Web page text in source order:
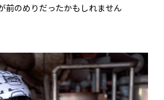
前のめりだったかもしれません